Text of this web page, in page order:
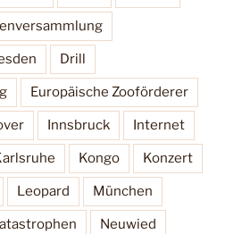
Drill
Europäische Zooförderer
Innsbruck Internet
Kongo Konzert
Leopard München
Neuwied